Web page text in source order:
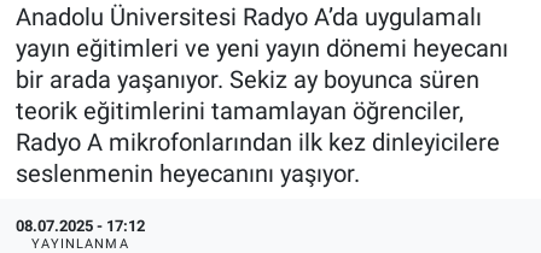
Anadolu Üniversitesi Radyo A’da uygulamalı
yayın eğitimleri ve yeni yayın dönemi heyecanı
bir arada yaşanıyor. Sekiz ay boyunca süren
teorik eğitimlerini tamamlayan öğrenciler,
Radyo A mikrofonlarından ilk kez dinleyicilere
seslenmenin heyecanını yaşıyor.
08.07.2025 - 17:12
YAYINLANMA
SİYASET
TEKNOLOJİ
EKONOMİ
SPOR
Tüm Manşetler
Son Dakika Haberleri
Haber Arşivi